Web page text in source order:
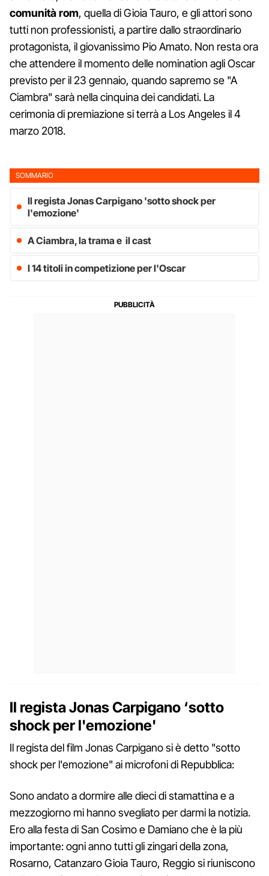
comunità rom, quella di Gioia Tauro, e gli attori sono
tutti non professionisti, a partire dallo straordinario
protagonista, il giovanissimo Pio Amato. Non resta ora
che attendere il momento delle nomination agli Oscar
previsto per il 23 gennaio, quando sapremo se "A
Ciambra" sarà nella cinquina dei candidati. La
cerimonia di premiazione si terrà a Los Angeles il 4
marzo 2018.
SOMMARIO
Il regista Jonas Carpigano 'sotto shock per
l'emozione'
A Ciambra, la trama e il cast
I 14 titoli in competizione per l'Oscar
Il regista Jonas Carpigano ‘sotto
shock per l'emozione'
Il regista del film Jonas Carpigano si è detto "sotto
shock per l'emozione" ai microfoni di Repubblica:
Sono andato a dormire alle dieci di stamattina e a
mezzogiorno mi hanno svegliato per darmi la notizia.
Ero alla festa di San Cosimo e Damiano che è la più
importante: ogni anno tutti gli zingari della zona,
Rosarno, Catanzaro Gioia Tauro, Reggio si riuniscono